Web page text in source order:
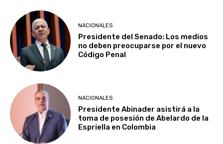
NACIONALES
Presidente del Senado: Los medios
no deben preocuparse por el nuevo
Código Penal
NACIONALES
Presidente Abinader asistirá a la
toma de posesión de Abelardo de la
Espriella en Colombia